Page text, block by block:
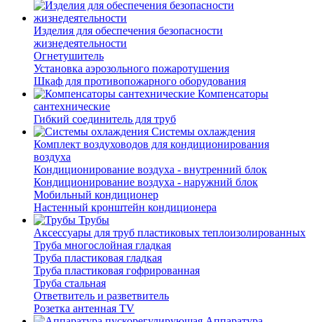
Изделия для обеспечения безопасности
жизнедеятельности
Огнетушитель
Установка аэрозольного пожаротушения
Шкаф для противопожарного оборудования
Компенсаторы
сантехнические
Гибкий соединитель для труб
Системы охлаждения
Комплект воздуховодов для кондиционирования
воздуха
Кондиционирование воздуха - внутренний блок
Кондиционирование воздуха - наружний блок
Мобильный кондиционер
Настенный кронштейн кондиционера
Трубы
Аксессуары для труб пластиковых теплоизолированных
Труба многослойная гладкая
Труба пластиковая гладкая
Труба пластиковая гофрированная
Труба стальная
Ответвитель и разветвитель
Розетка антенная TV